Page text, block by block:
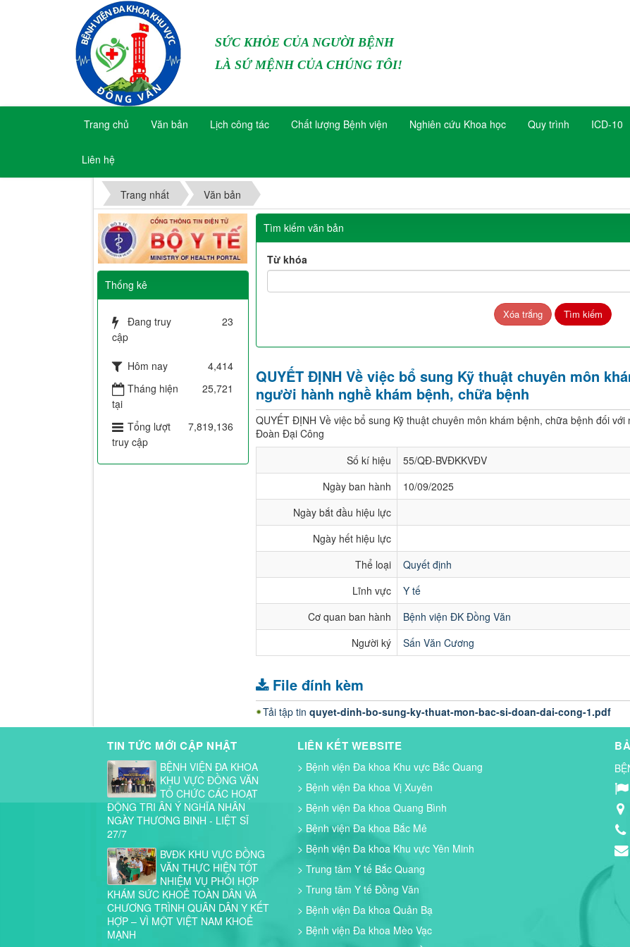
SỨC KHỎE CỦA NGƯỜI BỆNH
LÀ SỨ MỆNH CỦA CHÚNG TÔI!
Trang chủ Văn bản Lịch công tác Chất lượng Bệnh viện Nghiên cứu Khoa học Quy trình ICD-10
Liên hệ
Trang nhất Văn bản
Tìm kiếm văn bản
Từ khóa
QUYẾT ĐỊNH Về việc bổ sung Kỹ thuật chuyên môn
người hành nghề khám bệnh, chữa bệnh
QUYẾT ĐỊNH Về việc bổ sung Kỹ thuật chuyên môn khám bệnh, chữa bệnh đối
Đoàn Đại Công
Số kí hiệu
55/QĐ-BVĐKKVĐV
Ngày ban hành
10/09/2025
Ngày bắt đầu hiệu lực
Ngày hết hiệu lực
Thể loại
Quyết định
Lĩnh vực
Y tế
Cơ quan ban hành
Bệnh viện ĐK Đồng Văn
Người ký
Sấn Văn Cương
File đính kèm
Tải tập tin quyet-dinh-bo-sung-ky-thuat-mon-bac-si-doan-dai-cong-1.pdf
Thống kê
Đang truy
cập
23
Hôm nay
4,414
Tháng hiện
tại
25,721
Tổng lượt
truy cập
7,819,136
TIN TỨC MỚI CẬP NHẬT
BỆNH VIỆN ĐA KHOA
KHU VỰC ĐỒNG VĂN
TỔ CHỨC CÁC HOẠT
ĐỘNG TRI ÂN Ý NGHĨA NHÂN
NGÀY THƯƠNG BINH - LIỆT SĨ
27/7
BVĐK KHU VỰC ĐỒNG
VĂN THỰC HIỆN TỐT
NHIỆM VỤ PHỐI HỢP
KHÁM SỨC KHOẺ TOÀN DÂN VÀ
CHƯƠNG TRÌNH QUÂN DÂN Y KẾT
HỢP – VÌ MỘT VIỆT NAM KHOẺ
MẠNH
LIÊN KẾT WEBSITE
> Bệnh viện Đa khoa Khu vực Bắc Quang
> Bệnh viện Đa khoa Vị Xuyên
> Bệnh viện Đa khoa Quang Bình
> Bệnh viện Đa khoa Bắc Mê
> Bệnh viện Đa khoa Khu vực Yên Minh
> Trung tâm Y tế Bắc Quang
> Trung tâm Y tế Đồng Văn
> Bệnh viện Đa khoa Quản Bạ
> Bệnh viện Đa khoa Mèo Vạc